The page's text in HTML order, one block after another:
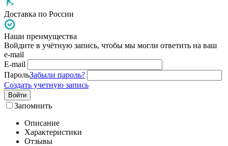
Доставка по России
Наши преимущества
Войдите в учётную запись, чтобы мы могли ответить на ваш
e-mail
E-mail
ПарольЗабыли пароль?
Создать учетную запись
Войти
Запомнить
Описание
Характеристики
Отзывы